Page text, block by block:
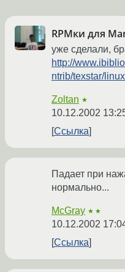
RPMки для
уже сделали,
http://
ntrib/texstar/
Zoltan ★
10.12.2002
Ссылка
Падает при
нормально...
McGray ★★
10.12.2002
Ссылка